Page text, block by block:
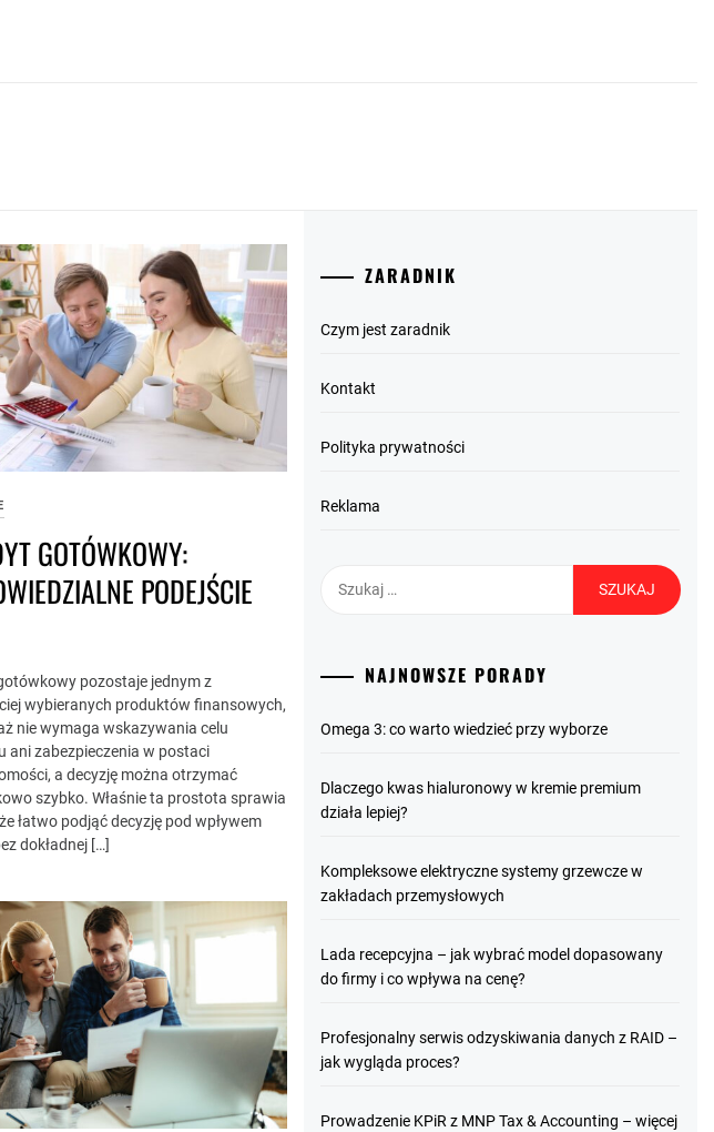
GOTÓWKOWY:
PODEJŚCIE
pozostaje jednym z
wybieranych produktów finansowych,
nie wymaga wskazywania celu
ani zabezpieczenia w postaci
a decyzję można otrzymać
szybko. Właśnie ta prostota sprawia
łatwo podjąć decyzję pod wpływem
dokładnej […]
ZARADNIK
Czym jest zaradnik
Kontakt
Polityka prywatności
Reklama
NAJNOWSZE PORADY
Omega 3: co warto wiedzieć przy wyborze
Dlaczego kwas hialuronowy w kremie premium
działa lepiej?
Kompleksowe elektryczne systemy grzewcze w
zakładach przemysłowych
Lada recepcyjna – jak wybrać model dopasowany
do firmy i co wpływa na cenę?
Profesjonalny serwis odzyskiwania danych z RAID –
jak wygląda proces?
Prowadzenie KPiR z MNP Tax & Accounting – więcej